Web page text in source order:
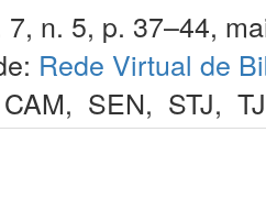
n. 5, p. 37–44,
Rede Virtual de
CAM, SEN, STJ,